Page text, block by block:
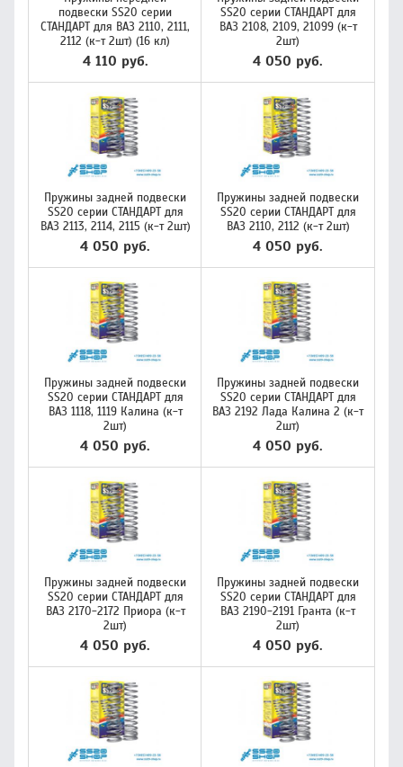
подвески SS20 серии
СТАНДАРТ для ВАЗ 2110, 2111,
2112 (к-т 2шт) (16 кл)
4 110 руб.
SS20 серии СТАНДАРТ для
ВАЗ 2108, 2109, 21099 (к-т
2шт)
4 050 руб.
Пружины задней подвески
SS20 серии СТАНДАРТ для
ВАЗ 2113, 2114, 2115 (к-т 2шт)
4 050 руб.
Пружины задней подвески
SS20 серии СТАНДАРТ для
ВАЗ 2110, 2112 (к-т 2шт)
4 050 руб.
Пружины задней подвески
SS20 серии СТАНДАРТ для
ВАЗ 1118, 1119 Калина (к-т
2шт)
4 050 руб.
Пружины задней подвески
SS20 серии СТАНДАРТ для
ВАЗ 2192 Лада Калина 2 (к-т
2шт)
4 050 руб.
Пружины задней подвески
SS20 серии СТАНДАРТ для
ВАЗ 2170-2172 Приора (к-т
2шт)
4 050 руб.
Пружины задней подвески
SS20 серии СТАНДАРТ для
ВАЗ 2190-2191 Гранта (к-т
2шт)
4 050 руб.